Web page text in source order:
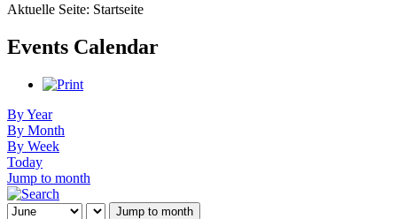
Aktuelle Seite: Startseite
Events Calendar
By Year
By Month
By Week
Today
Jump to month
Jump to month